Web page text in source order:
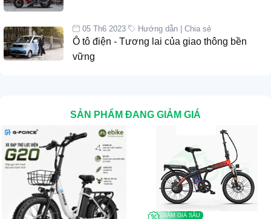
05 Th6 2023 Hướng dẫn | Chia sẻ
Ô tô điện - Tương lai của giao thông bền
vững
SẢN PHẨM ĐANG GIẢM GIÁ
GIẢM GIÁ SÂU